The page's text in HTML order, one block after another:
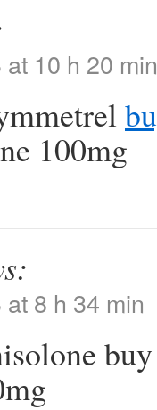
10 h 20 min
100mg
8 h 34 min